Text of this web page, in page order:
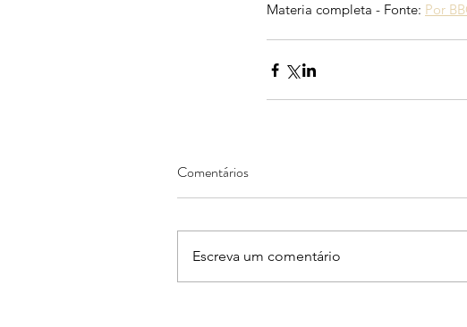
Materia completa - Fonte: Por
Comentários
Escreva um comentário